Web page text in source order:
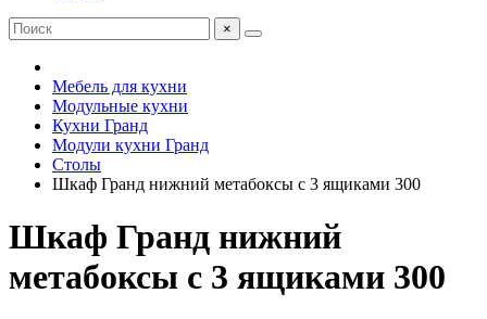
×
Мебель для кухни
Модульные кухни
Кухни Гранд
Модули кухни Гранд
Столы
Шкаф Гранд нижний метабоксы с 3 ящиками 300
Шкаф Гранд нижний
метабоксы с 3 ящиками 300